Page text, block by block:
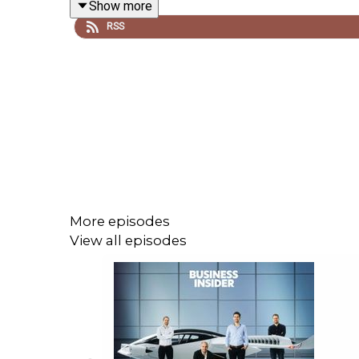
Redaktion: Kayhan Özgenç, Christine van den Berg
Produktion und Sound: Peer Semrau
Titelmusik: Afonelli
Show more
RSS
More episodes
View all episodes